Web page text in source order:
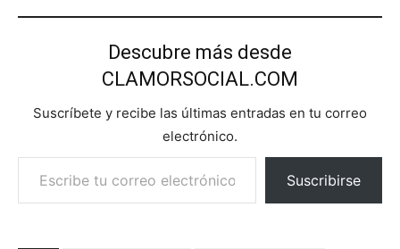
g
o
.
Descubre más desde
CLAMORSOCIAL.COM
Suscríbete y recibe las últimas entradas en tu correo
electrónico.
Escribe tu correo electrónico…
Suscribirse